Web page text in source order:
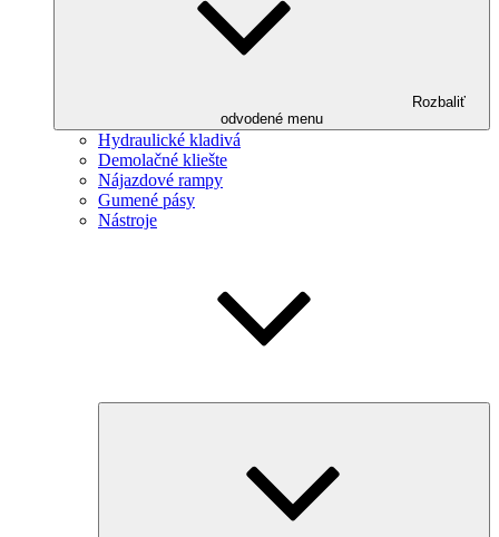
Rozbaliť
odvodené menu
Hydraulické kladivá
Demolačné kliešte
Nájazdové rampy
Gumené pásy
Nástroje